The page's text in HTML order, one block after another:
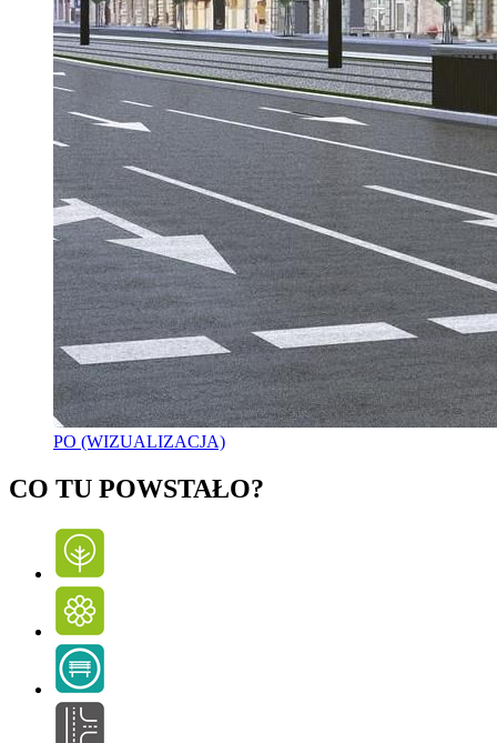
PO (WIZUALIZACJA)
CO TU POWSTAŁO?